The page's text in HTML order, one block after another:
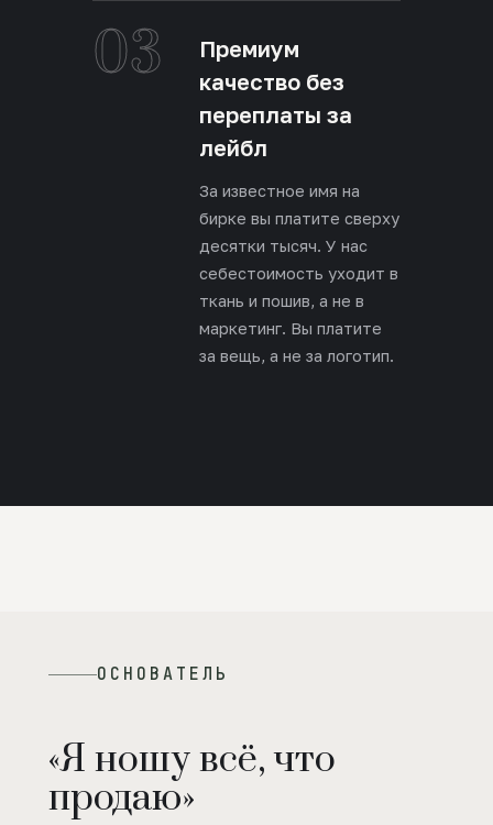
03
Премиум
качество без
переплаты за
лейбл
За известное имя на
бирке вы платите сверху
десятки тысяч. У нас
себестоимость уходит в
ткань и пошив, а не в
маркетинг. Вы платите
за вещь, а не за логотип.
ОСНОВАТЕЛЬ
«Я ношу всё, что
продаю»